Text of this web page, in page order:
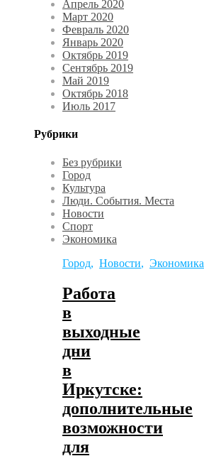
Апрель 2020
Март 2020
Февраль 2020
Январь 2020
Октябрь 2019
Сентябрь 2019
Май 2019
Октябрь 2018
Июль 2017
Рубрики
Без рубрики
Город
Культура
Люди. События. Места
Новости
Спорт
Экономика
Город, Новости, Экономика
Работа
в
выходные
дни
в
Иркутске:
дополнительные
возможности
для